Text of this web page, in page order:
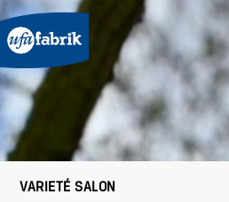
VARIETÉ SALON